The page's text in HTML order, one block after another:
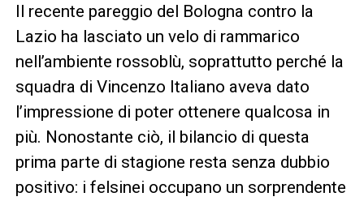
Il recente pareggio del Bologna contro la
Lazio ha lasciato un velo di rammarico
nell’ambiente rossoblù, soprattutto perché la
squadra di Vincenzo Italiano aveva dato
l’impressione di poter ottenere qualcosa in
più. Nonostante ciò, il bilancio di questa
prima parte di stagione resta senza dubbio
positivo: i felsinei occupano un sorprendente